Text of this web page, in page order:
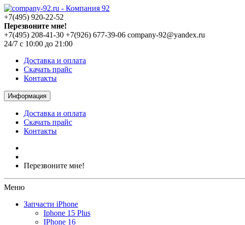
+7(495) 920-22-52
Перезвоните мне!
+7(495) 208-41-30 +7(926) 677-39-06 company-92@yandex.ru
24/7 с 10:00 до 21:00
Доставка и оплата
Скачать прайс
Контакты
Информация
Доставка и оплата
Скачать прайс
Контакты
Перезвоните мне!
Меню
Запчасти iPhone
Iphone 15 Plus
IPhone 16